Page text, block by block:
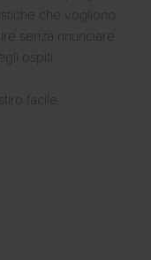
che vogliono
senza rinunciare
ospiti.
facile